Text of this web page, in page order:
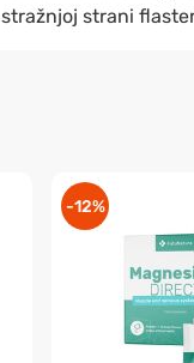
stražnjoj strani
-12%